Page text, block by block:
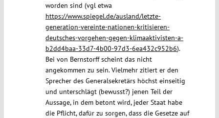
worden sind (vgl etwa
https://www.spiegel.de/ausland/letzte-
generation-vereinte-nationen-kritisieren-
deutsches-vorgehen-gegen-klimaaktivisten-a-
b2dd4baa-33d7-4b00-97d3-6ea432c952b6).
Bei von Bernstorff scheint das nicht
angekommen zu sein. Vielmehr zitiert er den
Sprecher des Generalsekretärs höchst einseitig
und unterschlägt (bewusst?) jenen Teil der
Aussage, in dem betont wird, jeder Staat habe
die Pflicht, dafür zu sorgen, dass die Gesetze auf